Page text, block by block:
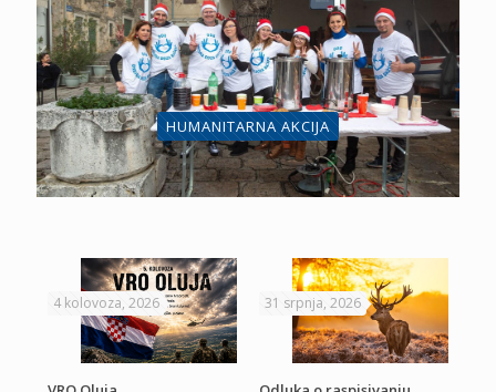
HUMANITARNA AKCIJA
4 kolovoza, 2026 31 srpnja, 2026